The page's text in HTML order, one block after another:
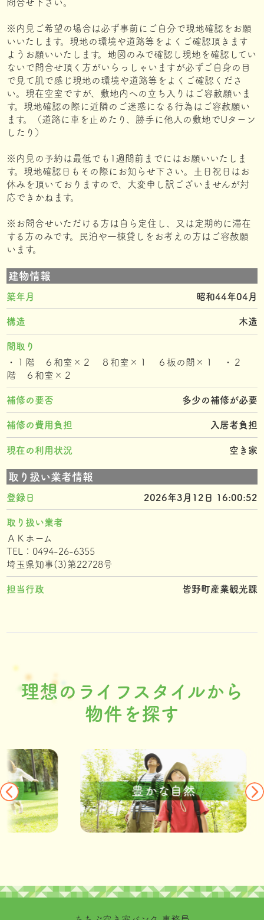
問合せ下さい。
※内見ご希望の場合は必ず事前にご自分で現地確認をお願
いいたします。現地の環境や道路等をよくご確認頂きます
ようお願いいたします。地図のみで確認し現地を確認してい
ないで問合せ頂く方がいらっしゃいますが必ずご自身の目
で見て肌で感じ現地の環境や道路等をよくご確認くださ
い。現在空室ですが、敷地内への立ち入りはご容赦願いま
す。現地確認の際に近隣のご迷惑になる行為はご容赦願い
ます。（道路に車を止めたり、勝手に他人の敷地でUターン
したり）
※内見の予約は最低でも1週間前までにはお願いいたしま
す。現地確認日もその際にお知らせ下さい。土日祝日はお
休みを頂いておりますので、大変申し訳ございませんが対
応できかねます。
※お問合せいただける方は自ら定住し、又は定期的に滞在
する方のみです。民泊や一棟貸しをお考えの方はご容赦願
います。
建物情報
築年月 昭和44年04月
構造 木造
間取り
・１階 ６和室×２ ８和室×１ ６板の間×１ ・２
階 ６和室×２
補修の要否 多少の補修が必要
補修の費用負担 入居者負担
現在の利用状況 空き家
取り扱い業者情報
登録日 2026年3月12日 16:00:52
取り扱い業者
ＡＫホーム
TEL：0494-26-6355
埼玉県知事(3)第22728号
担当行政 皆野町産業観光課
理想のライフスタイルから
物件を探す